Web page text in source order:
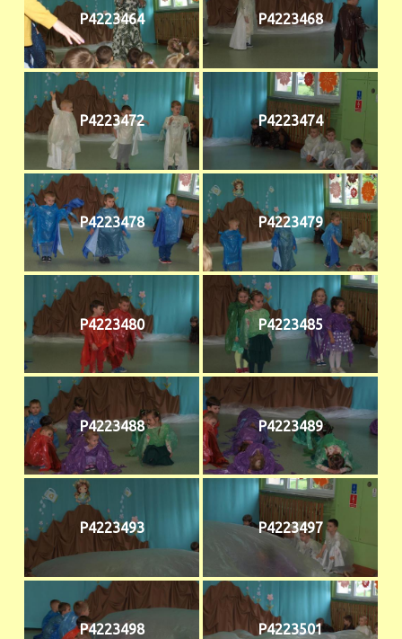
P4223464 P4223468
P4223472 P4223474
P4223478 P4223479
P4223480 P4223485
P4223488 P4223489
P4223493 P4223497
P4223498 P4223501